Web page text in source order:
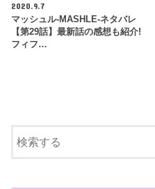
2020.9.7
マッシュル-MASHLE-ネタバレ
【第29話】最新話の感想も紹介!
フィフ…